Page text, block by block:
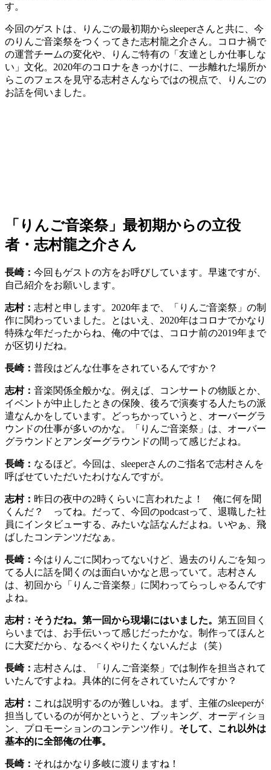
す。
今回のゲストは、りんごの最初期からsleeperさんと共に、今
のりんご音楽祭をつくってきた志村龍之介さん。コロナ禍で
の運営チームの変化や、りんご特有の「友達としか仕事しな
い」文化。2020年のコロナをきっかけに、一歩離れた場所か
らこのフェスを見守る志村さんならではの視点で、りんごの
お話を伺いました。
「りんご音楽祭」最初期からの立役
者・志村龍之介さん
長崎： 今回もゲストの方をお呼びしています。早速ですが、
自己紹介をお願いします。
志村： 志村と申します。2020年まで、「りんご音楽祭」の制
作に関わっていました。とはいえ、2020年はコロナでかなり
特殊な年だったからね、俺の中では、コロナ前の2019年まで
が区切りだね。
長崎： 普段はどんな仕事をされているんですか？
志村： 音楽関係全般かな。例えば、コンサートの物販とか、
イベントが中止したときの保険、後ろで演奏する人たちの派
遣なんかをしています。どっちかっていうと、オーバーグラ
ウンドの仕事が多いのかな。「りんご音楽祭」は、オーバー
グラウンドとアンダーグラウンドの間って感じだよね。
長崎： なるほど。今回は、sleeperさんのご指名で志村さんを
呼ばせていただいたわけなんですが。
志村： 昨日の夜中の2時くらいに言われたよ！ 俺に何を聞
くんだ？ ってね。だって、今回のpodcastって、退職した社
員にインタビューする、みたいな話なんだよね。いやぁ、飛
ばしたコンテンツだなぁ。
長崎： 今はりんごに関わってないけど、過去のりんごを知っ
てる人に話を聞くのは面白いかなと思っていて。志村さん
は、初回から「りんご音楽祭」に関わってらっしゃるんです
よね。
志村：そうだね。第一回から現場にはいました。 第五回目く
らいまでは、お手伝いって感じだったかな。制作ってほんと
に大変だから、なるべくやりたくないんだよ（笑）
長崎： 志村さんは、「りんご音楽祭」では制作を担当されて
いたんですよね。具体的に何をされていたんですか？
志村： これは説明するのが難しいね。まず、主催のsleeperが
担当しているのが何かというと、ブッキング、オーディショ
ン、プロモーションのコンテンツ作り。 そして、これ以外は
基本的に全部俺の仕事。
長崎： それはかなり多岐に渡りますね！